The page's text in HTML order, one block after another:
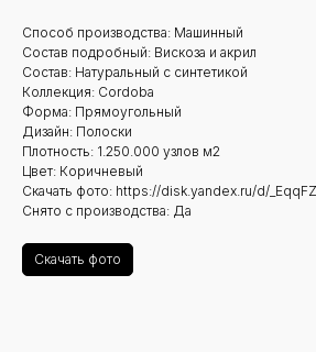
Способ производства: Машинный
Состав подробный: Вискоза и акрил
Состав: Натуральный с синтетикой
Коллекция: Cordoba
Форма: Прямоугольный
Дизайн: Полоски
Плотность: 1.250.000 узлов м2
Цвет: Коричневый
Скачать фото: https://disk.yandex.ru/d/
Снято с производства: Да
Скачать фото